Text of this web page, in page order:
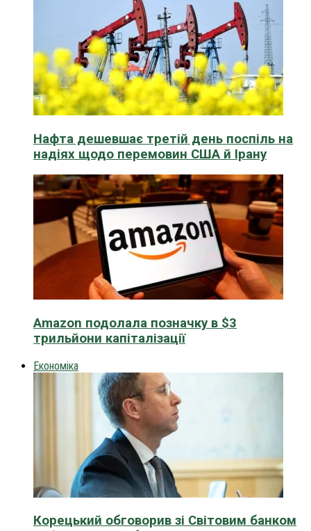
Нафта дешевшає третій день поспіль на
надіях щодо перемовин США й Ірану
Amazon подолала позначку в $3
трильйони капіталізації
Економіка
Корецький обговорив зі Світовим банком